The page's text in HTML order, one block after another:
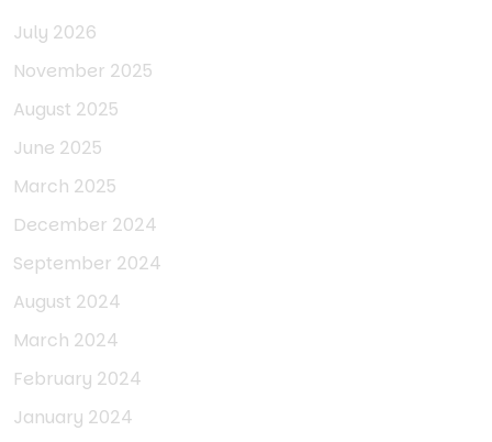
July 2026
November 2025
August 2025
June 2025
March 2025
December 2024
September 2024
August 2024
March 2024
February 2024
January 2024